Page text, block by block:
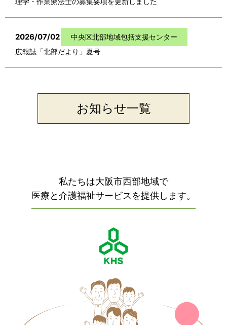
2026/07/02
中央区北部地域包括支援センター
広報誌「北部だより」夏号
お知らせ一覧
私たちは大阪市西部地域で
医療と介護福祉サービスを提供します。